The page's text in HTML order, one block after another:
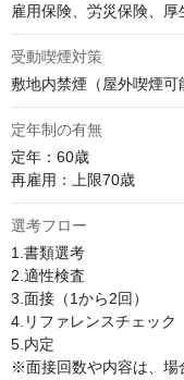
雇用保険、労災保険、
受動喫煙対策
敷地内禁煙（屋外喫煙可
定年制の有無
定年：60歳
再雇用：上限70歳
選考フロー
1.書類選考
2.適性検査
3.面接（1から2回）
4.リファレンスチェック
5.内定
※面接回数や内容は、場